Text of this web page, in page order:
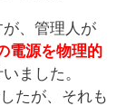
、管理人が
電源を物理的
ました。
たが、それも